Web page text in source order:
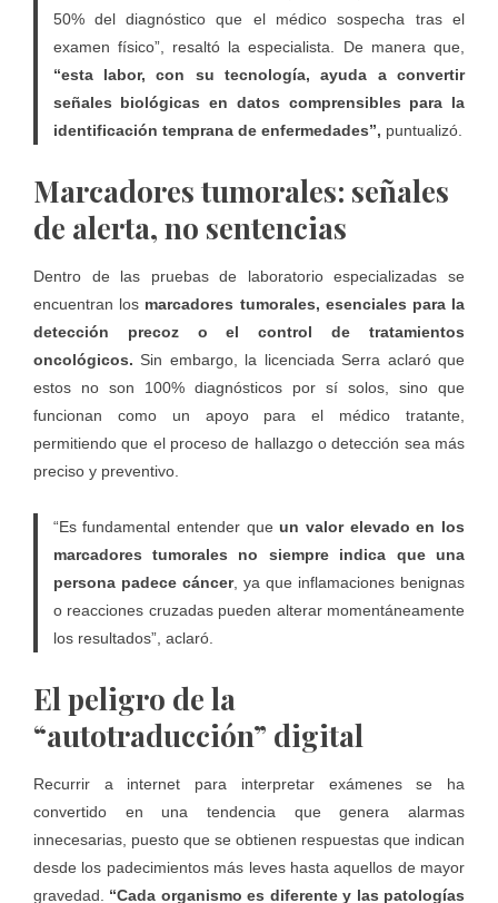
50% del diagnóstico que el médico sospecha tras el
examen físico”, resaltó la especialista. De manera que,
“esta labor, con su tecnología, ayuda a convertir
señales biológicas en datos comprensibles para la
identificación temprana de enfermedades”, puntualizó.
Marcadores tumorales: señales
de alerta, no sentencias
Dentro de las pruebas de laboratorio especializadas se
encuentran los marcadores tumorales, esenciales para la
detección precoz o el control de tratamientos
oncológicos. Sin embargo, la licenciada Serra aclaró que
estos no son 100% diagnósticos por sí solos, sino que
funcionan como un apoyo para el médico tratante,
permitiendo que el proceso de hallazgo o detección sea más
preciso y preventivo.
“Es fundamental entender queun valor elevado en los
marcadores tumorales no siempre indica que una
persona padece cáncer, ya que inflamaciones benignas
o reacciones cruzadas pueden alterar momentáneamente
los resultados”, aclaró.
El peligro de la
“autotraducción” digital
Recurrir a internet para interpretar exámenes se ha
convertido en una tendencia que genera alarmas
innecesarias, puesto que se obtienen respuestas que indican
desde los padecimientos más leves hasta aquellos de mayor
gravedad. “Cada organismo es diferente y las patologías